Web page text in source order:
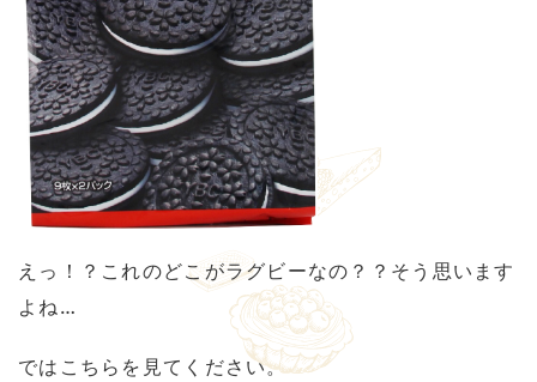
えっ！？これのどこがラグビーなの？？そう思います
よね…
ではこちらを見てください。